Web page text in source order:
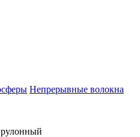
Непрерывные волокна